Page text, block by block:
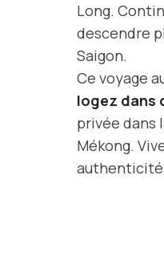
Long.
descendre
Saigon.
Ce voyage
logez dans
privée dans
Mékong.